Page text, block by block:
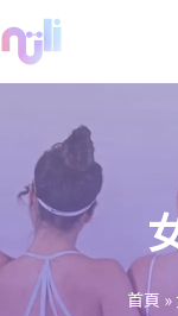
首頁 »